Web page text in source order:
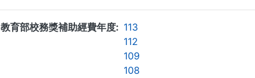
教育部校務獎補助經費年度
113
112
109
108